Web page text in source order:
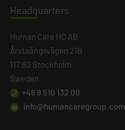
Headquarters
Human Care HC AB
Årstaängsvägen 21B
117 60 Stockholm
Sweden
+46 8 510 132 00
info@humancaregroup.com